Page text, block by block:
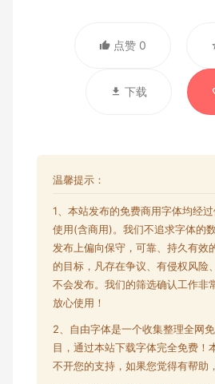
点赞 0
下载
温馨提示：
1、本站发布的免费商用字体均经
使用(含商用)。我们不追求字体的
发布上偏向保守，可靠、持久有效
的目标，凡存在争议、有侵权风险
不会发布。我们的筛选确认工作非
放心使用！
2、自由字体是一个收集整理全网
目，通过本站下载字体完全免费！
不开您的支持，如果您觉得有帮助